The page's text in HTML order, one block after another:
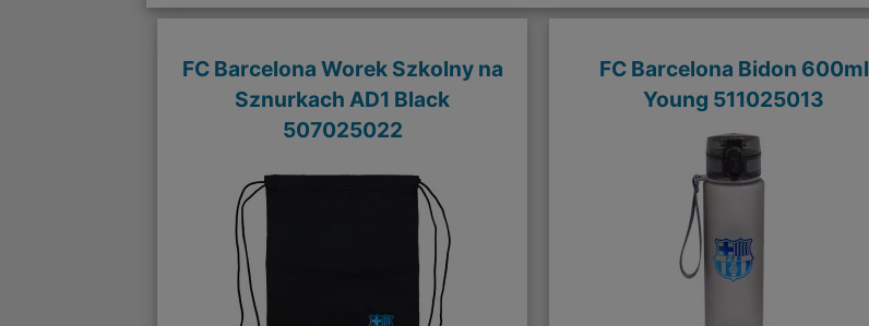
FC Barcelona Worek Szkolny na
Sznurkach AD1 Black
507025022
FC Barcelona Bidon 600ml
Young 511025013